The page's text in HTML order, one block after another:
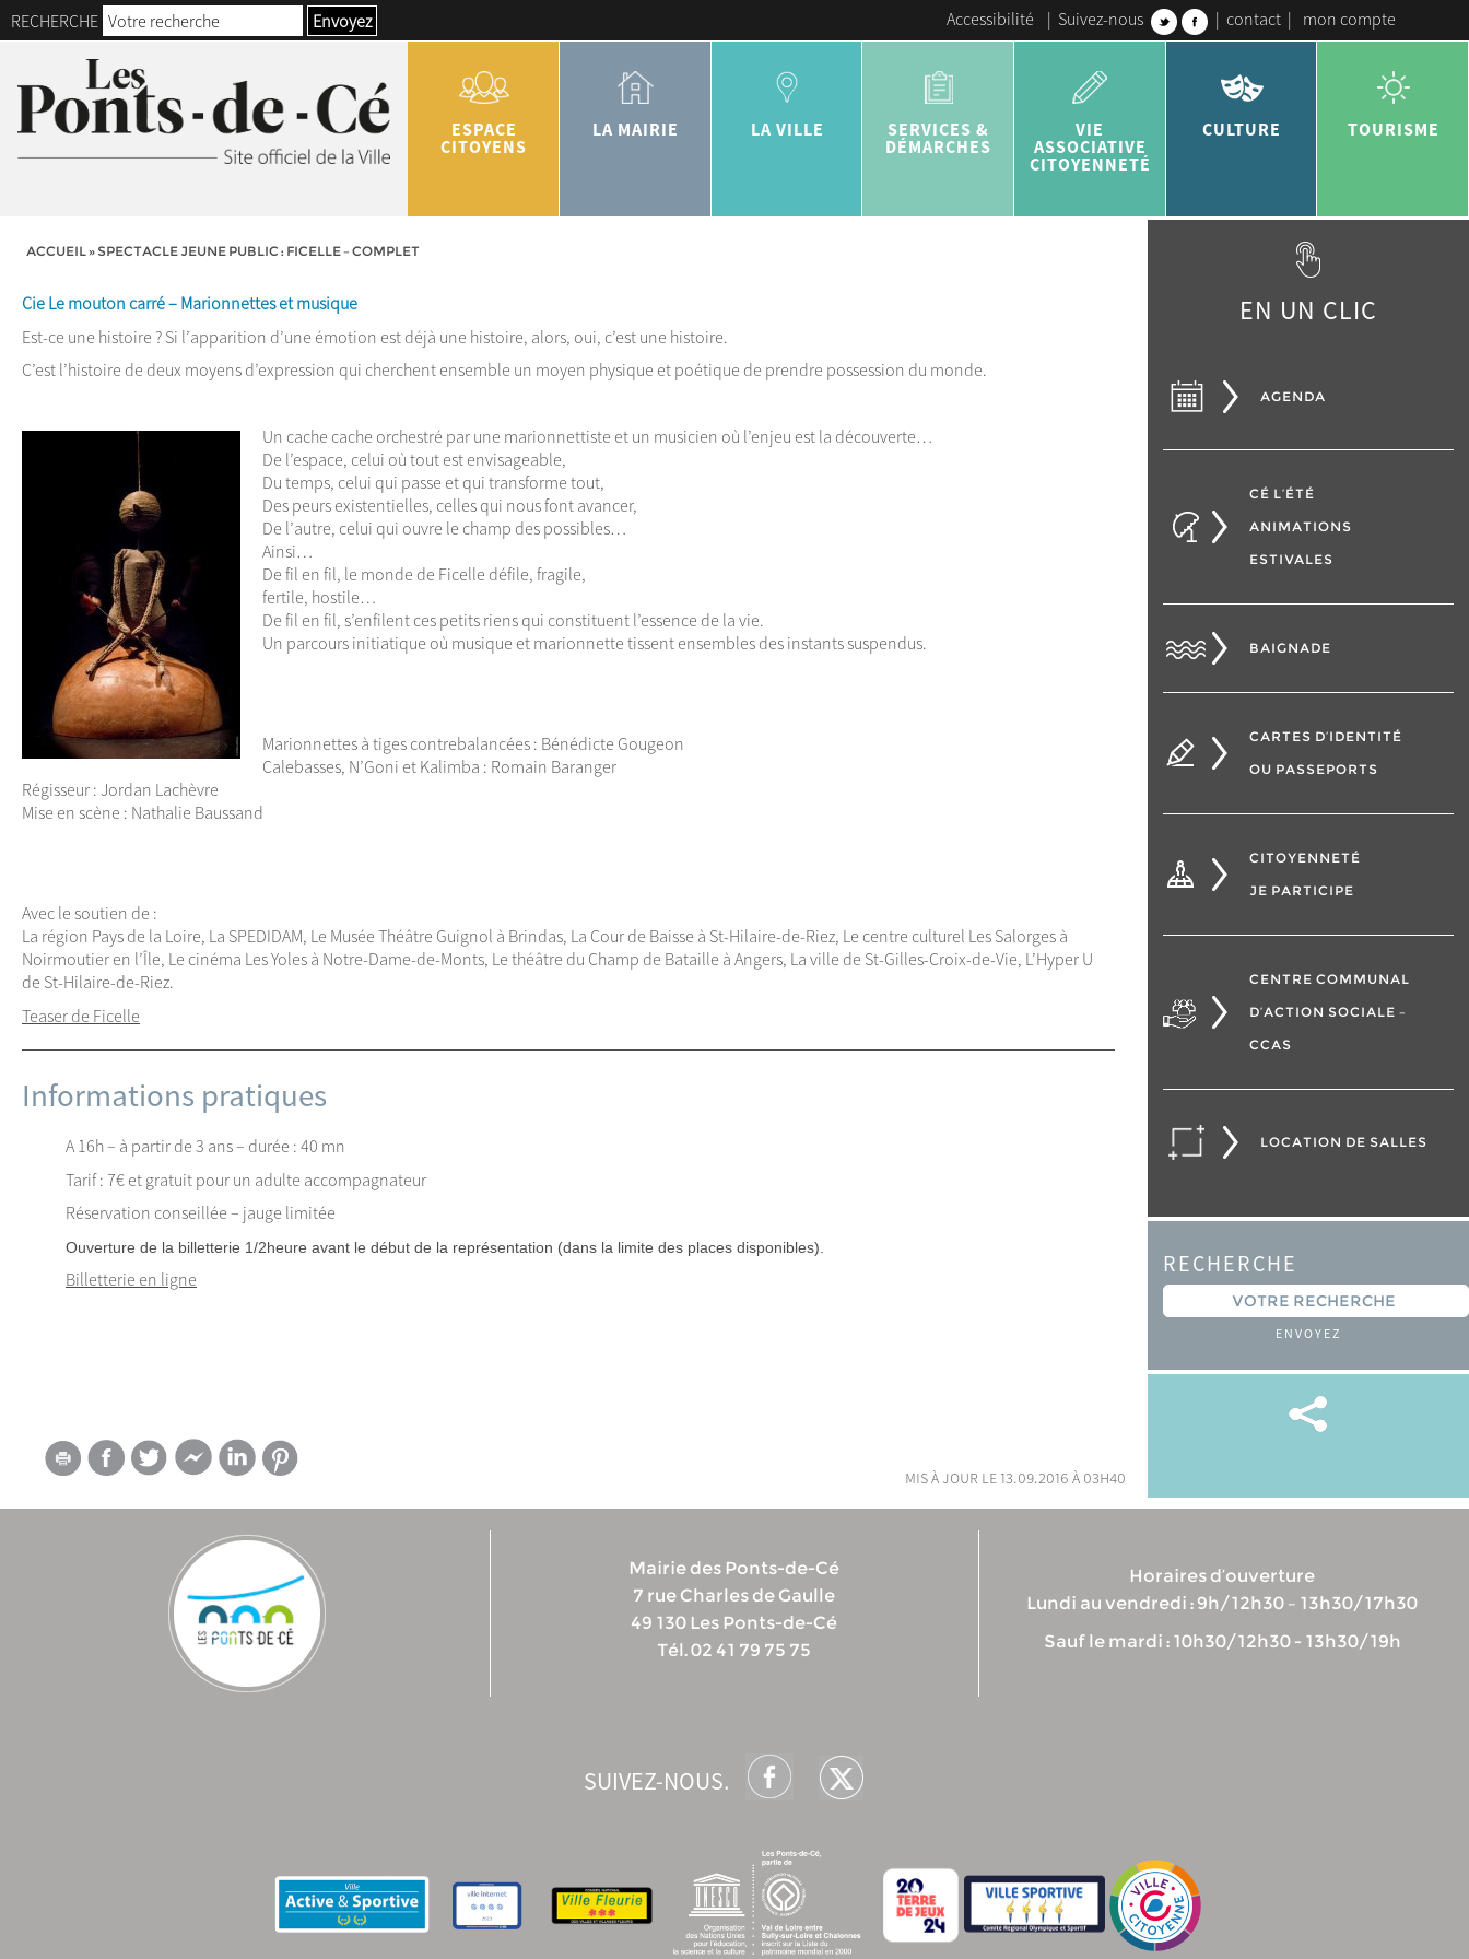
RECHERCHE Envoyez Accessibilité | Suivez-nous | contact | mon compte
ESPACE
CITOYENS
LA MAIRIE LA VILLE
SERVICES &
DÉMARCHES
VIE
ASSOCIATIVE
CITOYENNETÉ
CULTURE TOURISME
ACCUEIL» SPECTACLE JEUNE PUBLIC : FICELLE – COMPLET
Cie Le mouton carré – Marionnettes et musique
Est-ce une histoire ? Si l’apparition d’une émotion est déjà une histoire, alors, oui, c’est une histoire.
C’est l’histoire de deux moyens d’expression qui cherchent ensemble un moyen physique et poétique de prendre possession du monde.
Un cache cache orchestré par une marionnettiste et un musicien où l’enjeu est la découverte…
De l’espace, celui où tout est envisageable,
Du temps, celui qui passe et qui transforme tout,
Des peurs existentielles, celles qui nous font avancer,
De l’autre, celui qui ouvre le champ des possibles…
Ainsi…
De fil en fil, le monde de Ficelle défile, fragile,
fertile, hostile…
De fil en fil, s’enfilent ces petits riens qui constituent l’essence de la vie.
Un parcours initiatique où musique et marionnette tissent ensembles des instants suspendus.
Marionnettes à tiges contrebalancées : Bénédicte Gougeon
Calebasses, N’Goni et Kalimba : Romain Baranger
Régisseur : Jordan Lachèvre
Mise en scène : Nathalie Baussand
Avec le soutien de :
La région Pays de la Loire, La SPEDIDAM, Le Musée Théâtre Guignol à Brindas, La Cour de Baisse à St-Hilaire-de-Riez, Le centre culturel Les Salorges à
Noirmoutier en l’Île, Le cinéma Les Yoles à Notre-Dame-de-Monts, Le théâtre du Champ de Bataille à Angers, La ville de St-Gilles-Croix-de-Vie, L’Hyper U
de St-Hilaire-de-Riez.
Teaser de Ficelle
Informations pratiques
A 16h – à partir de 3 ans – durée : 40 mn
Tarif : 7€ et gratuit pour un adulte accompagnateur
Réservation conseillée – jauge limitée
Ouverture de la billetterie 1/2heure avant le début de la représentation (dans la limite des places disponibles).
Billetterie en ligne
mis à jour le 13.09.2016 à 03h40
EN UN CLIC
AGENDA
CÉ L’ÉTÉ
ANIMATIONS
ESTIVALES
BAIGNADE
CARTES D’IDENTITÉ
OU PASSEPORTS
CITOYENNETÉ
JE PARTICIPE
CENTRE COMMUNAL
D’ACTION SOCIALE –
CCAS
LOCATION DE SALLES
RECHERCHE
ENVOYEZ
Mairie des Ponts-de-Cé
7 rue Charles de Gaulle
49 130 Les Ponts-de-Cé
Tél. 02 41 79 75 75
Horaires d’ouverture
Lundi au vendredi : 9h/12h30 – 13h30/17h30
Sauf le mardi : 10h30/12h30 - 13h30/19h
SUIVEZ-NOUS.